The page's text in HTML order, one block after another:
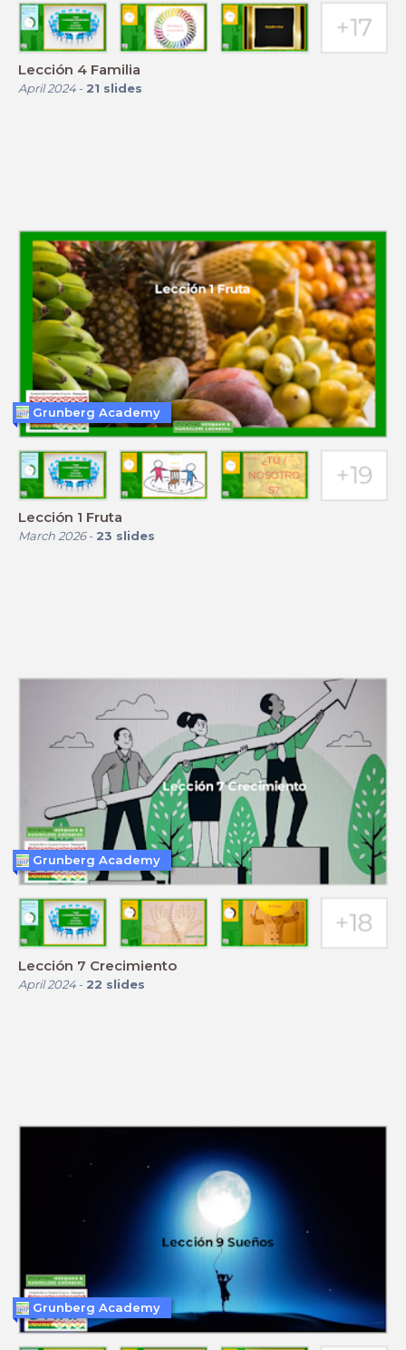
Lección 4 Familia
April 2024- 21 slides
Lección 1 Fruta
March 2026- 23 slides
Grunberg Academy
Lección 7 Crecimiento
April 2024- 22 slides
Grunberg Academy
Grunberg Academy